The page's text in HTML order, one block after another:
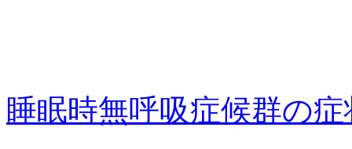
睡眠時無呼吸症候群の症